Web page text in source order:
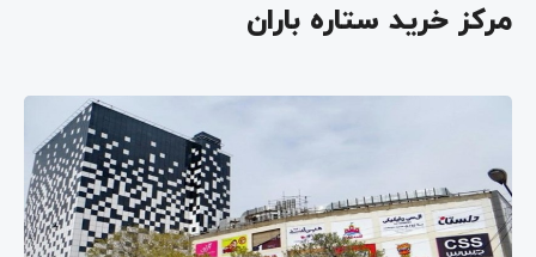
مرکز خرید ستاره باران